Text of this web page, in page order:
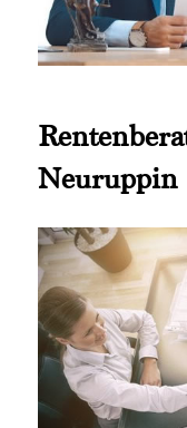
Neuruppin